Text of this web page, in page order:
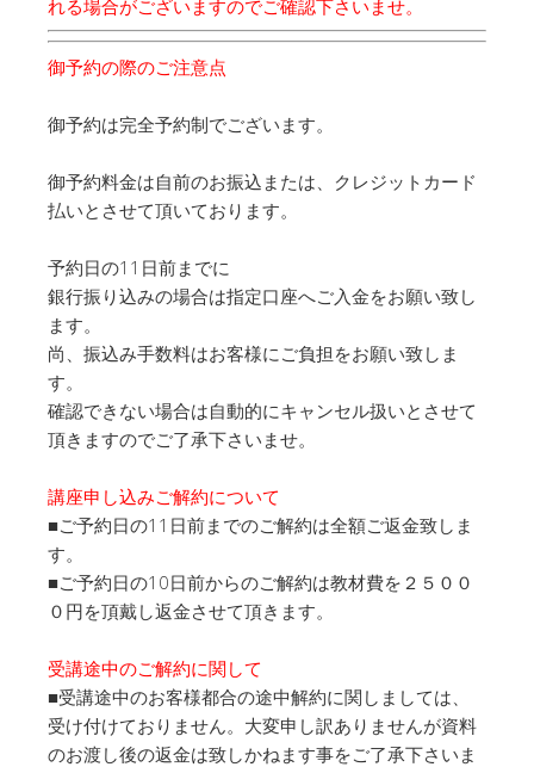
れる場合がございますのでご確認下さいませ。
御予約の際のご注意点
御予約は完全予約制でございます。
御予約料金は自前のお振込または、クレジットカード
払いとさせて頂いております。
予約日の11日前までに
銀行振り込みの場合は指定口座へご入金をお願い致し
ます。
尚、振込み手数料はお客様にご負担をお願い致しま
す。
確認できない場合は自動的にキャンセル扱いとさせて
頂きますのでご了承下さいませ。
講座申し込みご解約について
■ご予約日の11日前までのご解約は全額ご返金致しま
す。
■ご予約日の10日前からのご解約は教材費を２５００
０円を頂戴し返金させて頂きます。
受講途中のご解約に関して
■受講途中のお客様都合の途中解約に関しましては、
受け付けておりません。大変申し訳ありませんが資料
のお渡し後の返金は致しかねます事をご了承下さいま